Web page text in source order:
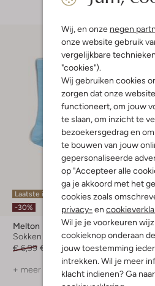
Wij, en onze negen
onze website gebruik
vergelijkbare
"cookies").
Wij gebruiken cookies
zorgen dat onze
functioneert, om jouw
te slaan, om inzicht te
bezoekersgedrag en
te bouwen van jouw
gepersonaliseerde
op "Accepteer alle
ga je akkoord met het
cookies zoals
privacy- en
Wil je je voorkeuren
cookieknop onderaan
jouw toestemming
intrekken. Wil je meer
klacht indienen? Ga
Laatste item
-30%
Melton
Sokken
€ 6,99 € 4,99
+ meer kleuren